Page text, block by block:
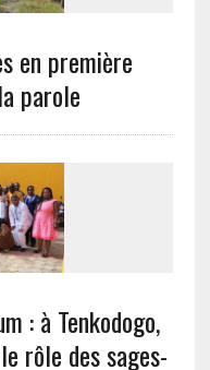
en première
parole
: à Tenkodogo,
rôle des sages-